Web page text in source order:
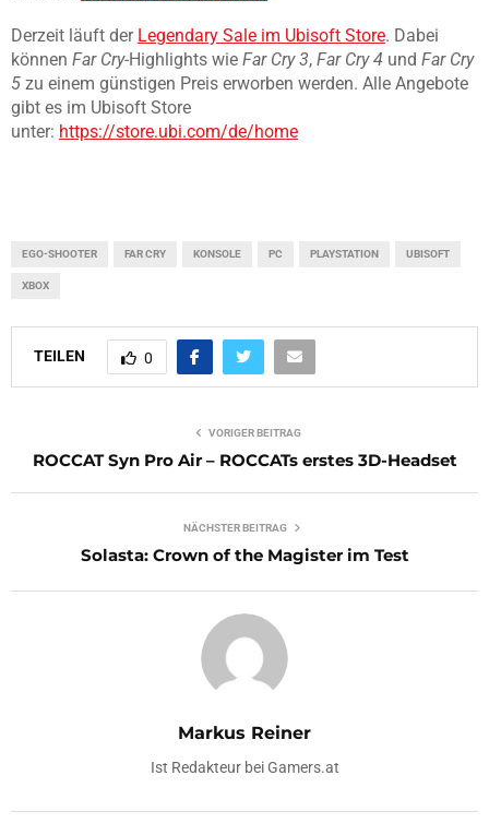
Derzeit läuft der Legendary Sale im Ubisoft Store. Dabei
können Far Cry-Highlights wie Far Cry 3, Far Cry 4 und Far Cry
5 zu einem günstigen Preis erworben werden. Alle Angebote
gibt es im Ubisoft Store
unter: https://store.ubi.com/de/home
EGO-SHOOTER FAR CRY KONSOLE PC PLAYSTATION UBISOFT
XBOX
TEILEN 0
VORIGER BEITRAG
ROCCAT Syn Pro Air – ROCCATs erstes 3D-Headset
NÄCHSTER BEITRAG
Solasta: Crown of the Magister im Test
Markus Reiner
Ist Redakteur bei Gamers.at